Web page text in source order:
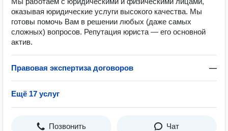
оказывая юридические услуги высокого качества. Мы
готовы помочь Вам в решении любых (даже самых
сложных) вопросов. Репутация юриста — его основной
актив.
Правовая экспертиза договоров —
Ещё 17 услуг
Позвонить Чат